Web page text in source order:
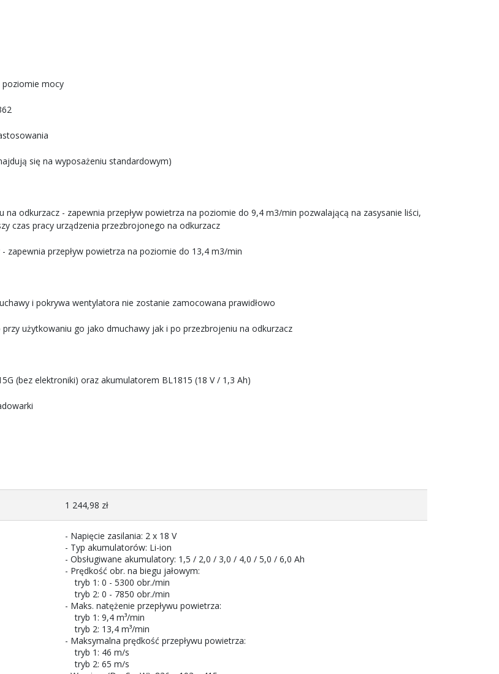
poziomie mocy
się na wyposażeniu standardowym)
odkurzacz - zapewnia przepływ powietrza na poziomie do 9,4 m3/min pozwalającą na zasysanie liści,
czas pracy urządzenia przezbrojonego na odkurzacz
przepływ powietrza na poziomie do 13,4 m3/min
i pokrywa wentylatora nie zostanie zamocowana prawidłowo
użytkowaniu go jako dmuchawy jak i po przezbrojeniu na odkurzacz
(bez elektroniki) oraz akumulatorem BL1815 (18 V / 1,3 Ah)
1 244,98 zł
- Napięcie zasilania: 2 x 18 V
- Typ akumulatorów: Li-ion
- Obsługiwane akumulatory: 1,5 / 2,0 / 3,0 / 4,0 / 5,0 / 6,0 Ah
- Prędkość obr. na biegu jałowym:
tryb 1: 0 - 5300 obr./min
tryb 2: 0 - 7850 obr./min
- Maks. natężenie przepływu powietrza:
tryb 1: 9,4 m³/min
tryb 2: 13,4 m³/min
- Maksymalna prędkość przepływu powietrza:
tryb 1: 46 m/s
tryb 2: 65 m/s